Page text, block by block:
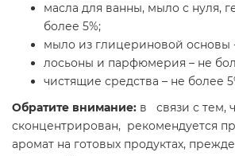
масла для ванны, мыло с нуля,
более 5%;
мыло из глицериновой основы
лосьоны и парфюмерия – не
чистящие средства – не более
Обратите внимание: в связи с тем,
сконцентрирован, рекомендуется
аромат на готовых продуктах,